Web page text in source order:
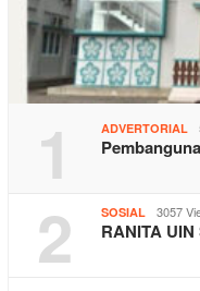
1 ADVERTORIAL
2 SOSIAL 3057
RANITA